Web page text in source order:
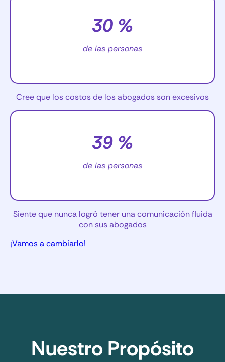
30 %
de las personas
Cree que los costos de los abogados son excesivos
39 %
de las personas
Siente que nunca logró tener una comunicación fluida
con sus abogados
¡Vamos a cambiarlo!
Nuestro Propósito